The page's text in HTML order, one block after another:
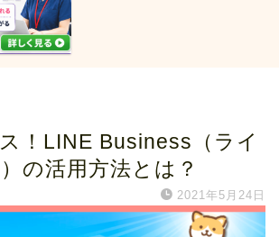
！LINE Business（ライ
の活用方法とは？
2021年5月24日